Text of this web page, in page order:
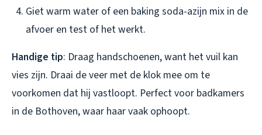
Giet warm water of een baking soda-azijn mix in de
afvoer en test of het werkt.
Handige tip: Draag handschoenen, want het vuil kan
vies zijn. Draai de veer met de klok mee om te
voorkomen dat hij vastloopt. Perfect voor badkamers
in de Bothoven, waar haar vaak ophoopt.